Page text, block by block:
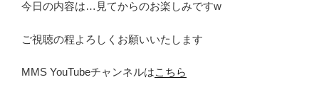
今日の内容は…見てからのお楽しみですw
ご視聴の程よろしくお願いいたします
MMS YouTubeチャンネルはこちら